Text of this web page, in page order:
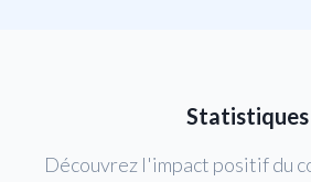
Statistiques
Découvrez l'impact positif du